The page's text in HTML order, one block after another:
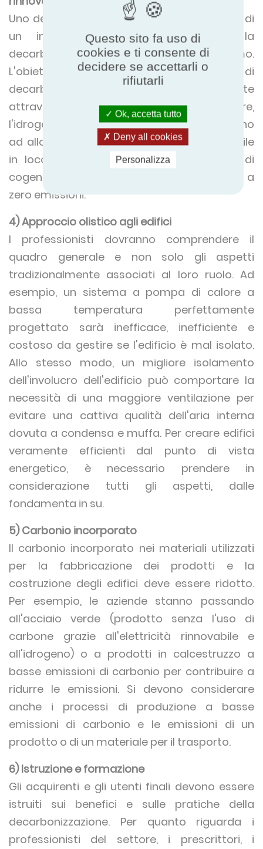
Uno dei maggiori ostacoli alla realizzazione di
un impianto a zero emissioni è la
decarbonizzazione dell'energia che utilizziamo.
L'obiettivo a lungo termine è quello di
decarbonizzare completamente la rete
attraverso le energie rinnovabili, il nucleare,
l'idrogeno e i biocombustibili sostenibili. Fino
ad allora, la produzione di energia rinnovabile
in loco tramite energia solare, eolica o di
cogenerazione offre opportunità di energia a
zero emissioni.
4) Approccio olistico agli edifici
I professionisti dovranno comprendere il
quadro generale e non solo gli aspetti
tradizionalmente associati al loro ruolo. Ad
esempio, un sistema a pompa di calore a
bassa temperatura perfettamente
progettato sarà inefficace, inefficiente e
costoso da gestire se l'edificio è mal isolato.
Allo stesso modo, un migliore isolamento
dell'involucro dell'edificio può comportare la
necessità di una maggiore ventilazione per
evitare una cattiva qualità dell'aria interna
dovuta a condensa e muffa. Per creare edifici
veramente efficienti dal punto di vista
energetico, è necessario prendere in
considerazione tutti gli aspetti, dalle
fondamenta in su.
5) Carbonio incorporato
Il carbonio incorporato nei materiali utilizzati
per la fabbricazione dei prodotti e la
costruzione degli edifici deve essere ridotto.
Per esempio, le aziende stanno passando
all'acciaio verde (prodotto senza l'uso di
carbone grazie all'elettricità rinnovabile e
all'idrogeno) o a prodotti in calcestruzzo a
basse emissioni di carbonio per contribuire a
ridurre le emissioni. Si devono considerare
anche i processi di produzione a basse
emissioni di carbonio e le emissioni di un
prodotto o di un materiale per il trasporto.
6) Istruzione e formazione
Gli acquirenti e gli utenti finali devono essere
istruiti sui benefici e sulle pratiche della
decarbonizzazione. Per quanto riguarda i
professionisti del settore, i prescrittori, i
Questo sito fa uso di
cookies e ti consente di
decidere se accettarli o
rifiutarli
Ok, accetta tutto
Deny all cookies
Personalizza